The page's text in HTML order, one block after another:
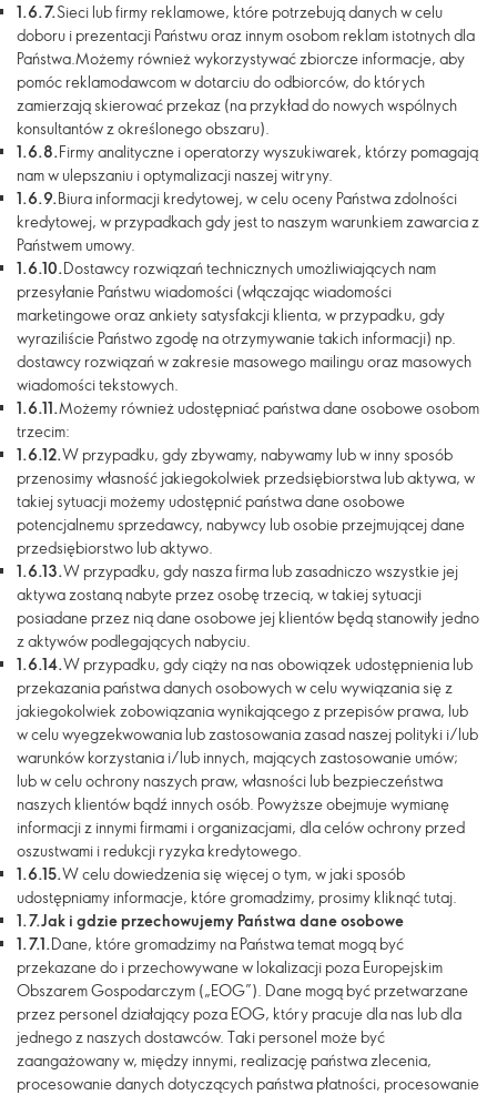
1.6.7.Sieci lub firmy reklamowe, które potrzebują danych w celu
doboru i prezentacji Państwu oraz innym osobom reklam istotnych dla
Państwa.Możemy również wykorzystywać zbiorcze informacje, aby
pomóc reklamodawcom w dotarciu do odbiorców, do których
zamierzają skierować przekaz (na przykład do nowych wspólnych
konsultantów z określonego obszaru).
1.6.8.Firmy analityczne i operatorzy wyszukiwarek, którzy pomagają
nam w ulepszaniu i optymalizacji naszej witryny.
1.6.9.Biura informacji kredytowej, w celu oceny Państwa zdolności
kredytowej, w przypadkach gdy jest to naszym warunkiem zawarcia z
Państwem umowy.
1.6.10.Dostawcy rozwiązań technicznych umożliwiających nam
przesyłanie Państwu wiadomości (włączając wiadomości
marketingowe oraz ankiety satysfakcji klienta, w przypadku, gdy
wyraziliście Państwo zgodę na otrzymywanie takich informacji) np.
dostawcy rozwiązań w zakresie masowego mailingu oraz masowych
wiadomości tekstowych.
1.6.11.Możemy również udostępniać państwa dane osobowe osobom
trzecim:
1.6.12.W przypadku, gdy zbywamy, nabywamy lub w inny sposób
przenosimy własność jakiegokolwiek przedsiębiorstwa lub aktywa, w
takiej sytuacji możemy udostępnić państwa dane osobowe
potencjalnemu sprzedawcy, nabywcy lub osobie przejmującej dane
przedsiębiorstwo lub aktywo.
1.6.13.W przypadku, gdy nasza firma lub zasadniczo wszystkie jej
aktywa zostaną nabyte przez osobę trzecią, w takiej sytuacji
posiadane przez nią dane osobowe jej klientów będą stanowiły jedno
z aktywów podlegających nabyciu.
1.6.14.W przypadku, gdy ciąży na nas obowiązek udostępnienia lub
przekazania państwa danych osobowych w celu wywiązania się z
jakiegokolwiek zobowiązania wynikającego z przepisów prawa, lub
w celu wyegzekwowania lub zastosowania zasad naszej polityki i/lub
warunków korzystania i/lub innych, mających zastosowanie umów;
lub w celu ochrony naszych praw, własności lub bezpieczeństwa
naszych klientów bądź innych osób. Powyższe obejmuje wymianę
informacji z innymi firmami i organizacjami, dla celów ochrony przed
oszustwami i redukcji ryzyka kredytowego.
1.6.15.W celu dowiedzenia się więcej o tym, w jaki sposób
udostępniamy informacje, które gromadzimy, prosimy kliknąć tutaj.
1.7.Jak i gdzie przechowujemy Państwa dane osobowe
1.7.1.Dane, które gromadzimy na Państwa temat mogą być
przekazane do i przechowywane w lokalizacji poza Europejskim
Obszarem Gospodarczym („EOG”). Dane mogą być przetwarzane
przez personel działający poza EOG, który pracuje dla nas lub dla
jednego z naszych dostawców. Taki personel może być
zaangażowany w, między innymi, realizację państwa zlecenia,
procesowanie danych dotyczących państwa płatności, procesowanie